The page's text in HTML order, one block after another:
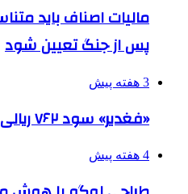
مالیات اصناف باید
پس از جنگ تعیین شود
3 هفته پیش
«فغدیر» سود ۷۶۲ ریالی تقسیم کرد
4 هفته پیش